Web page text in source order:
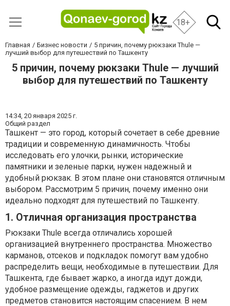
18+
Главная Бизнес новости
5 причин, почему рюкзаки Thule —
лучший выбор для путешествий по Ташкенту
5 причин, почему рюкзаки Thule — лучший
выбор для путешествий по Ташкенту
14:34, 20 января 2025 г.
Общий раздел
Ташкент — это город, который сочетает в себе древние
традиции и современную динамичность. Чтобы
исследовать его улочки, рынки, исторические
памятники и зеленые парки, нужен надежный и
удобный рюкзак. В этом плане они становятся отличным
выбором. Рассмотрим 5 причин, почему именно они
идеально подходят для путешествий по Ташкенту.
1. Отличная организация пространства
Рюкзаки Thule всегда отличались хорошей
организацией внутреннего пространства. Множество
карманов, отсеков и подкладок помогут вам удобно
распределить вещи, необходимые в путешествии. Для
Ташкента, где бывает жарко, а иногда идут дожди,
удобное размещение одежды, гаджетов и других
предметов становится настоящим спасением. В нем